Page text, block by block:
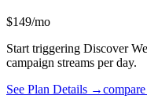
$149/mo
Start triggering Discover
campaign streams per day.
See Plan Details →